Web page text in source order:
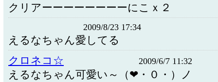
クリアーーーーーーーーにこｘ２
2009/8/23 17:34
えるなちゃん愛してる
クロネコ☆
2009/6/7 11:32
えるなちゃん可愛い～（❤・０・）ノ